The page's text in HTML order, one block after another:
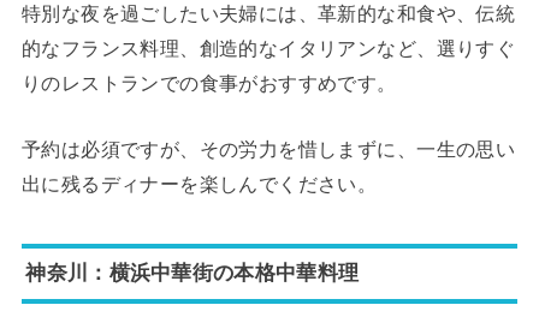
特別な夜を過ごしたい夫婦には、革新的な和食や、伝統
的なフランス料理、創造的なイタリアンなど、選りすぐ
りのレストランでの食事がおすすめです。
予約は必須ですが、その労力を惜しまずに、一生の思い
出に残るディナーを楽しんでください。
神奈川：横浜中華街の本格中華料理